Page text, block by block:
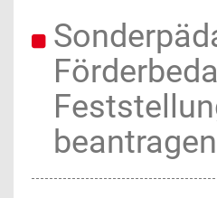
beantragen